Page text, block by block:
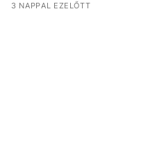
3 NAPPAL EZELŐTT